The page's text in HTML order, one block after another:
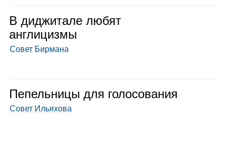
В диджи­тале любят
англи­цизмы
Совет Бирмана
Пепель­ницы для голо­со­ва­ния
Совет Ильяхова